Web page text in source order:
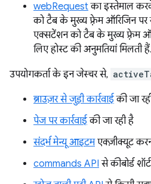
webRequestका इस्तेमाल
को टैब के मुख्य फ़्रेम ऑरिजिन
एक्सटेंशन को टैब के मुख्य फ़्रेम
लिए होस्ट की अनुमतियां मिलती हैं.
उपयोगकर्ता के इन जेस्चर से,
ब्राउज़र से जुड़ी कार्रवाईकी जा
पेज पर कार्रवाईकी जा रही है
संदर्भ मेन्यू आइटमएक्ज़ीक्यूट
commands API से कीबोर्ड